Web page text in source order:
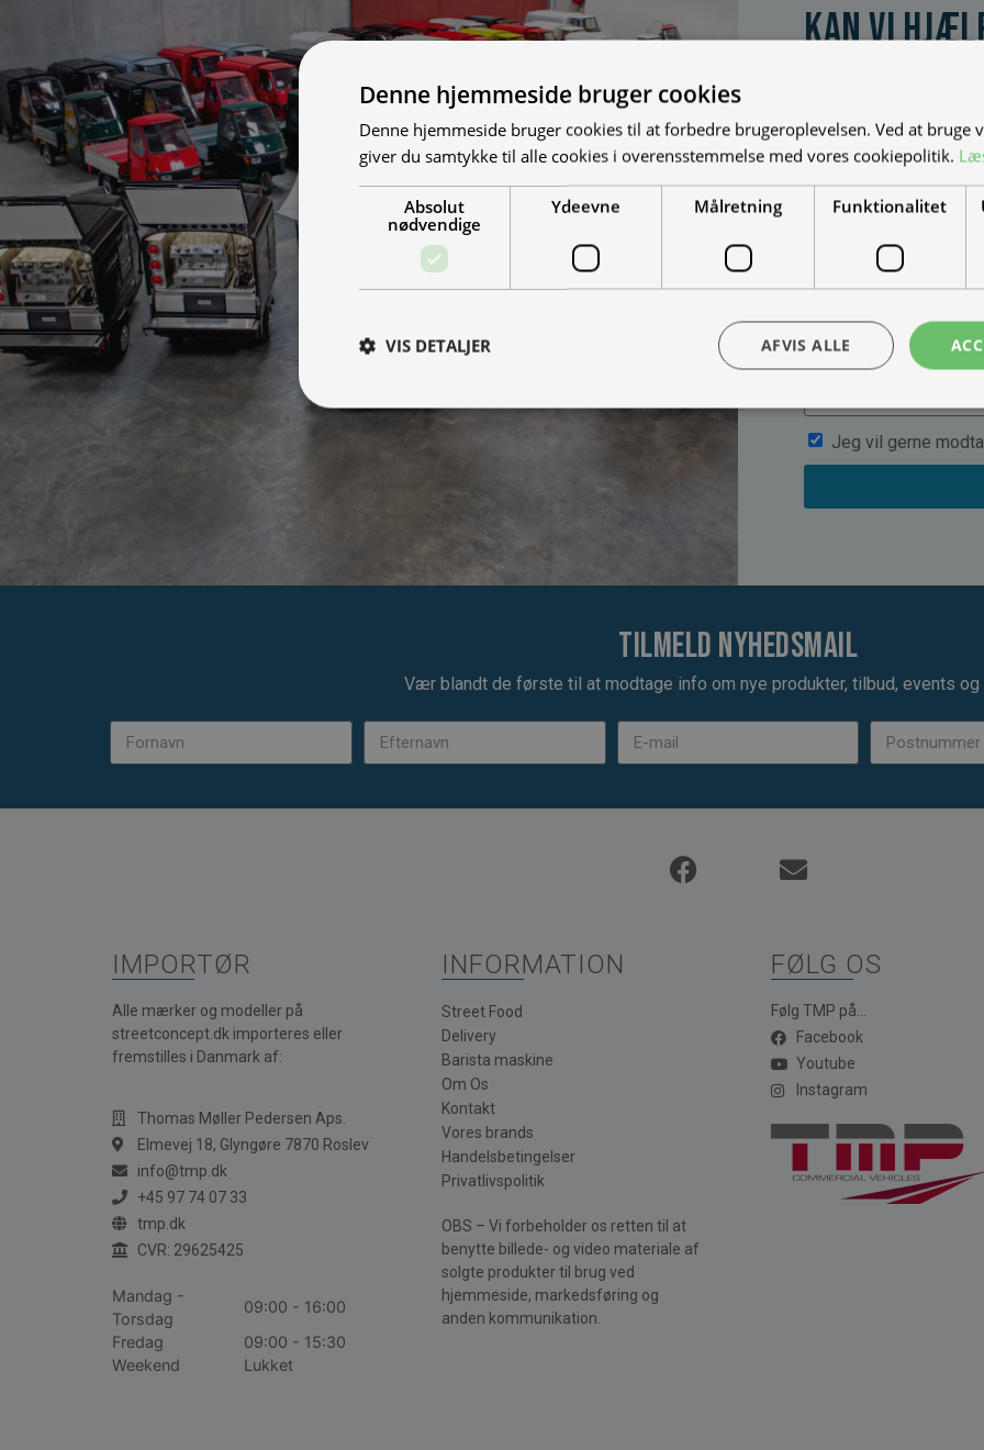
Kan vi
Vi bygger vognene
dine behov. Udfyld
muligheder, priser mm.
Jeg vil gerne
Tilmeld nyhedsmail
Vær blandt de første til at modtage info om nye produkter, tilbud, events og
IMPORTØR
Alle mærker og modeller på
streetconcept.dk importeres eller
fremstilles i Danmark af:
Thomas Møller Pedersen Aps.
Elmevej 18, Glyngøre 7870 Roslev
info@tmp.dk
+45 97 74 07 33
tmp.dk
CVR: 29625425
Mandag -
Torsdag
09:00 - 16:00
Fredag
09:00 - 15:30
Weekend
Lukket
INFORMATION
Street Food
Delivery
Barista maskine
Om Os
Kontakt
Vores brands
Handelsbetingelser
Privatlivspolitik
OBS – Vi forbeholder os retten til at
benytte billede- og video materiale af
solgte produkter til brug ved
hjemmeside, markedsføring og
anden kommunikation.
FØLG OS
Følg TMP på...
Facebook
Youtube
Instagram
Denne hjemmeside bruger cookies
Denne hjemmeside bruger cookies til at forbedre brugeroplevelsen. Ved at bruge
giver du samtykke til alle cookies i overensstemmelse med vores cookiepolitik.
Absolut
nødvendige
Ydeevne Målretning Funktionalitet
AFVIS ALLE
VIS DETALJER